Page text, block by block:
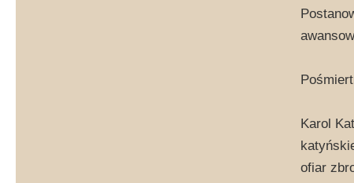
Karol
ofiar